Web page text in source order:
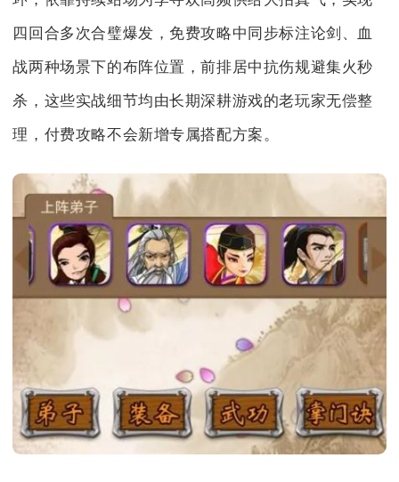
四回合多次合璧爆发，免费攻略中同步标注论剑、血
战两种场景下的布阵位置，前排居中抗伤规避集火秒
杀，这些实战细节均由长期深耕游戏的老玩家无偿整
理，付费攻略不会新增专属搭配方案。